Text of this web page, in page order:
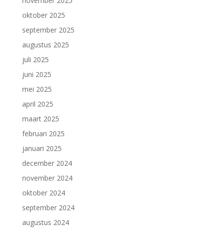
oktober 2025
september 2025
augustus 2025
juli 2025
juni 2025
mei 2025
april 2025
maart 2025
februari 2025
januari 2025
december 2024
november 2024
oktober 2024
september 2024
augustus 2024